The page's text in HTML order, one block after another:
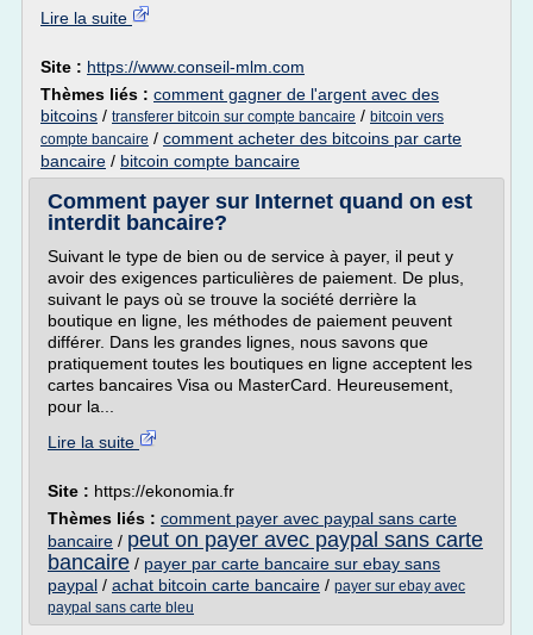
Lire la suite
Site : https://www.conseil-mlm.com
Thèmes liés : comment gagner de l'argent avec des
bitcoins / transferer bitcoin sur compte bancaire / bitcoin vers
compte bancaire / comment acheter des bitcoins par carte
bancaire / bitcoin compte bancaire
Comment payer sur Internet quand on est
interdit bancaire?
Suivant le type de bien ou de service à payer, il peut y
avoir des exigences particulières de paiement. De plus,
suivant le pays où se trouve la société derrière la
boutique en ligne, les méthodes de paiement peuvent
différer. Dans les grandes lignes, nous savons que
pratiquement toutes les boutiques en ligne acceptent les
cartes bancaires Visa ou MasterCard. Heureusement,
pour la...
Lire la suite
Site : https://ekonomia.fr
Thèmes liés : comment payer avec paypal sans carte
bancaire / peut on payer avec paypal sans carte
bancaire / payer par carte bancaire sur ebay sans
paypal / achat bitcoin carte bancaire / payer sur ebay avec
paypal sans carte bleu